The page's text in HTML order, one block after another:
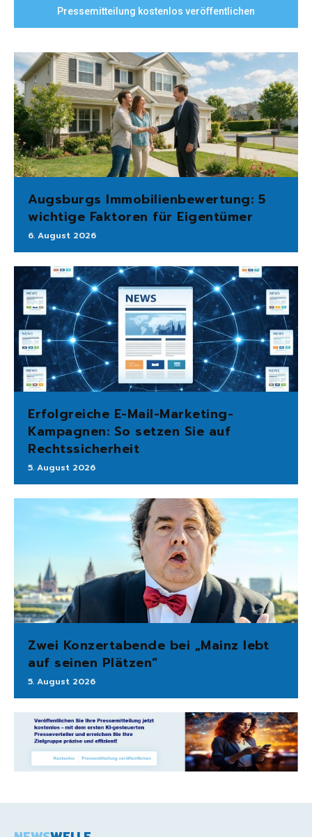
Pressemitteilung kostenlos veröffentlichen
Augsburgs Immobilienbewertung: 5
wichtige Faktoren für Eigentümer
6. August 2026
Erfolgreiche E-Mail-Marketing-
Kampagnen: So setzen Sie auf
Rechtssicherheit
5. August 2026
Zwei Konzertabende bei „Mainz lebt
auf seinen Plätzen“
5. August 2026